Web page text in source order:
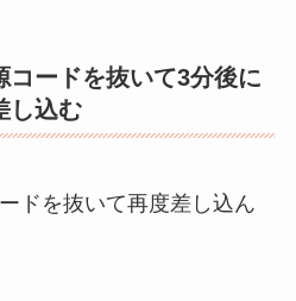
コードを抜いて3分後に
し込む
ドを抜いて再度差し込ん